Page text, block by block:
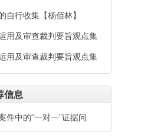
自行收集【杨佰林】
用及审查裁判要旨观点集
用及审查裁判要旨观点集
信息
件中的“一对一”证据问